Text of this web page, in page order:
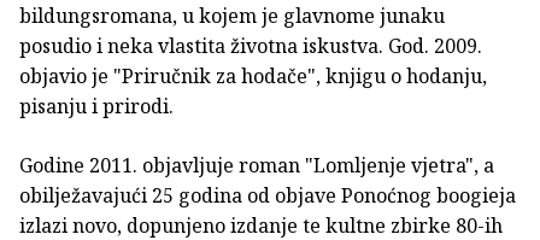
bildungsromana, u kojem je glavnome junaku
posudio i neka vlastita životna iskustva. God. 2009.
objavio je "Priručnik za hodače", knjigu o hodanju,
pisanju i prirodi.
Godine 2011. objavljuje roman "Lomljenje vjetra", a
obilježavajući 25 godina od objave Ponoćnog boogieja
izlazi novo, dopunjeno izdanje te kultne zbirke 80-ih